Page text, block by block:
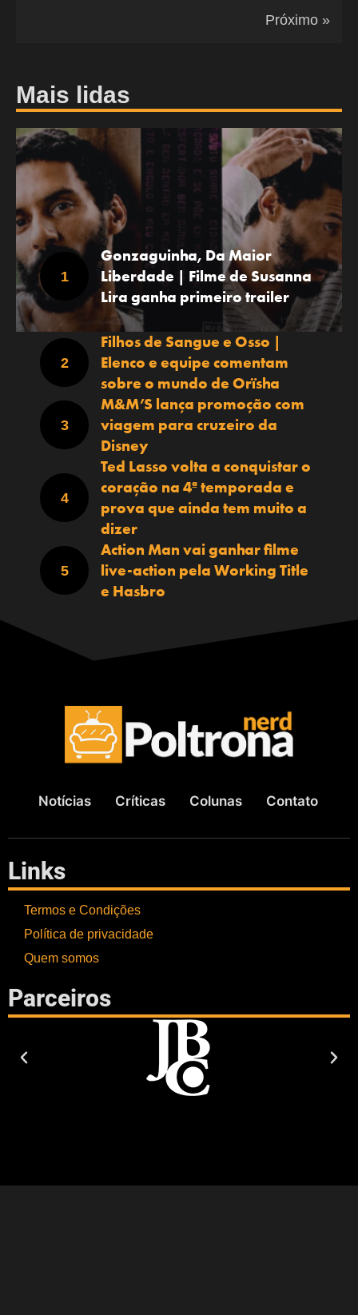
Próximo »
Mais lidas
Gonzaguinha, Da Maior
Liberdade | Filme de Susanna
Lira ganha primeiro trailer
Filhos de Sangue e Osso |
Elenco e equipe comentam
sobre o mundo de Orïsha
M&M’S lança promoção com
viagem para cruzeiro da
Disney
Ted Lasso volta a conquistar o
coração na 4ª temporada e
prova que ainda tem muito a
dizer
Action Man vai ganhar filme
live-action pela Working Title
e Hasbro
Notícias Críticas Colunas Contato
Links
Termos e Condições
Política de privacidade
Quem somos
Parceiros